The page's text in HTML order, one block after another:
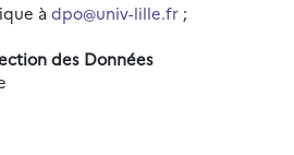
à dpo@univ-lille.fr ;
des Données